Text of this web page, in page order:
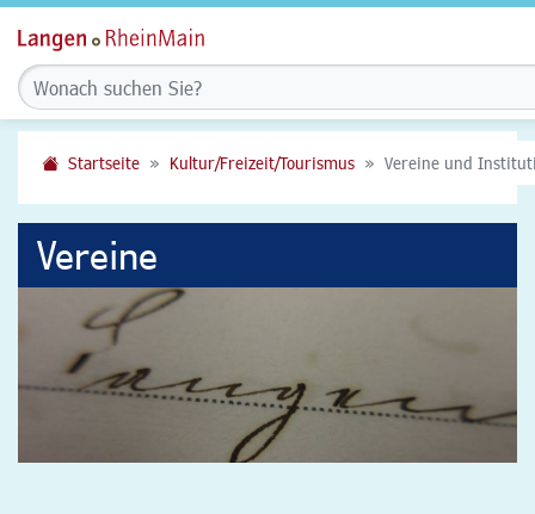
Startseite Kultur/Freizeit/Tourismus Vereine und
Vereine